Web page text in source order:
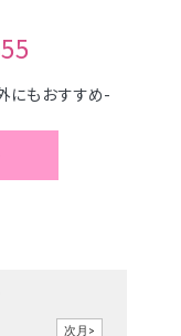
にもおすすめ-